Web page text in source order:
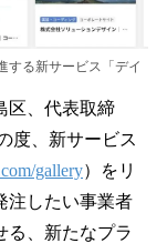
する新サービス「デイ
区、代表取締
度、新サービス
gallery）をリ
注したい事業者
る、新たなプラ